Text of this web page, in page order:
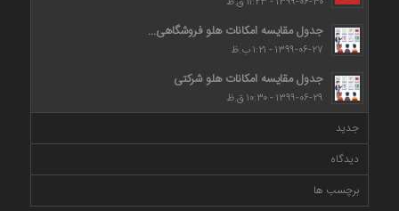
جدول مقایسه امکانات هلو فروشگاهی...
۱۳۹۹-۰۶-۲۷ - ۱:۲۱ ب.ظ
جدول مقایسه امکانات هلو شرکتی
۱۳۹۹-۰۶-۲۹ - ۱۰:۳۰ ق.ظ
جدید
دیدگاه
برچسب ها